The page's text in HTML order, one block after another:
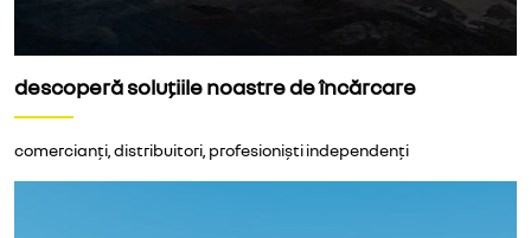
descoperă soluțiile noastre de încărcare
comercianți, distribuitori, profesioniști independenți